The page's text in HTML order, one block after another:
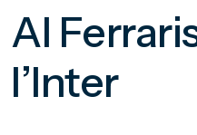
Al
l’Inter